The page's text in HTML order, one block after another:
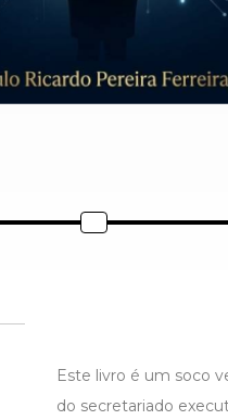
Este livro é um soco
do secretariado